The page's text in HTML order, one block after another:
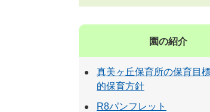
園の紹介
真美ヶ丘保育所の保育目
的保育方針
R8パンフレット